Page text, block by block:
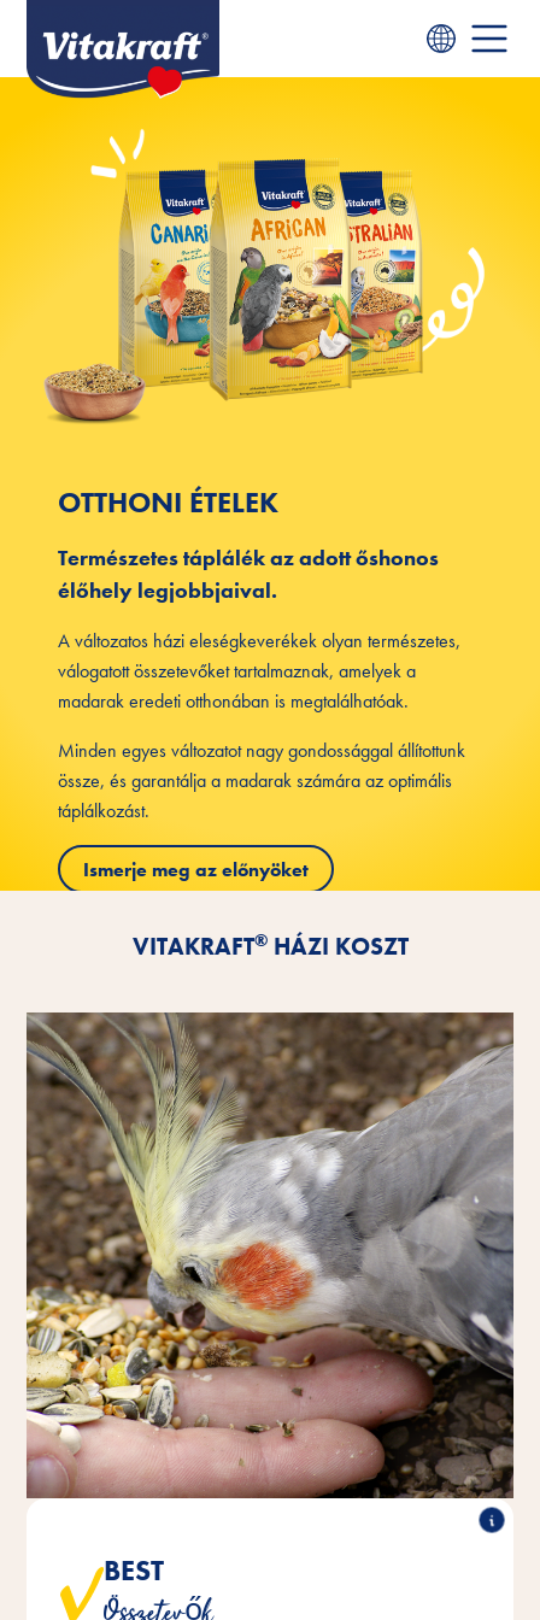
OTTHONI ÉTELEK
Természetes táplálék az adott őshonos
élőhely legjobbjaival.
A változatos házi eleségkeverékek olyan természetes,
válogatott összetevőket tartalmaznak, amelyek a
madarak eredeti otthonában is megtalálhatóak.
Minden egyes változatot nagy gondossággal állítottunk
össze, és garantálja a madarak számára az optimális
táplálkozást.
Ismerje meg az előnyöket
VITAKRAFT®HÁZI KOSZT
BEST
tartalmaz, amelyek az adott madárfaj őshonos
élőhelyén is megtalálhatóak - garantált a teljes körű